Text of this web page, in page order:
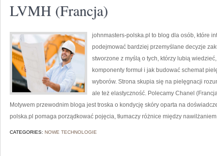
LVMH (Francja)
johnmasters-polska.pl to blog dla osób, które
podejmować bardziej przemyślane decyzje
stworzone z myślą o tych, którzy lubią
komponenty formuł i jak budować schemat
wyborów. Strona skupia się na pielęgnacji
ale też elastyczność. Polecamy Chanel
Motywem przewodnim bloga jest troska o kondycję skóry oparta na
polska.pl pomaga porządkować pojęcia, tłumaczy różnice między
CATEGORIES: NOWE TECHNOLOGIE